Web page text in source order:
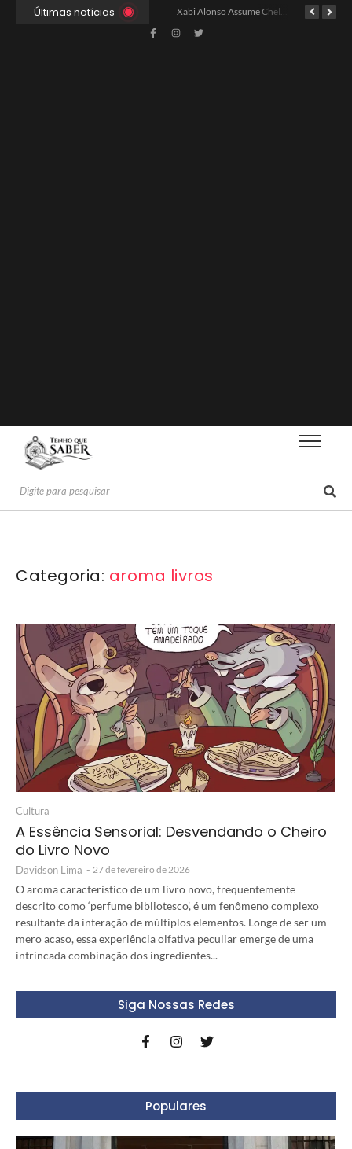
Últimas notícias
Ancelotti Avalia Elenco Final para Convocação da Copa Xabi Alonso Assume Chelsea: Nova Estratégia Gerencial e Contrato Até 2030
Categoria: aroma livros
Cultura
A Essência Sensorial: Desvendando o Cheiro
do Livro Novo
Davidson Lima - 27 de fevereiro de 2026
O aroma característico de um livro novo, frequentemente
descrito como ‘perfume bibliotesco’, é um fenômeno complexo
resultante da interação de múltiplos elementos. Longe de ser um
mero acaso, essa experiência olfativa peculiar emerge de uma
intrincada combinação dos ingredientes...
Siga Nossas Redes
Populares